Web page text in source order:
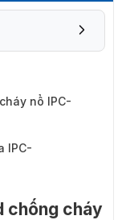
nổ IPC-
IPC-
chống cháy